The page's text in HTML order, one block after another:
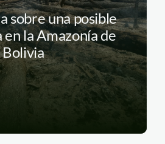
sobre una posible
en la Amazonía de